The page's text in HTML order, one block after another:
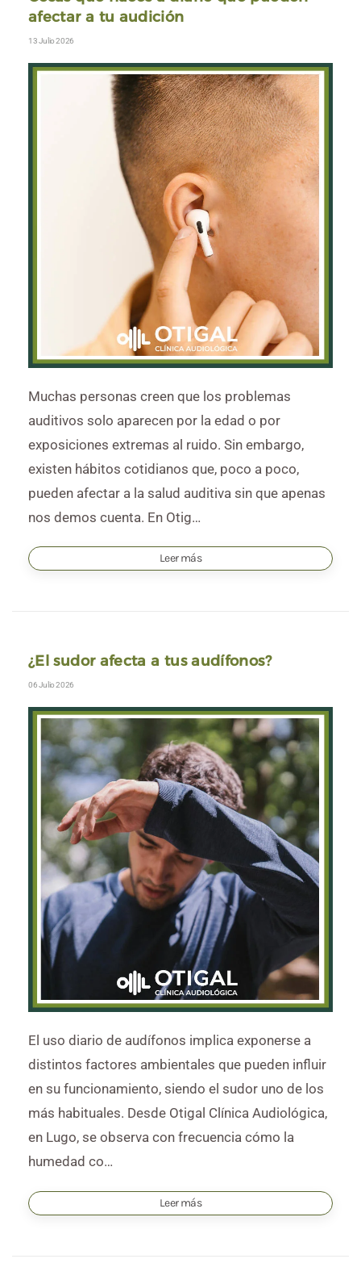
afectar a tu audición
13 Julio 2026
Muchas personas creen que los problemas
auditivos solo aparecen por la edad o por
exposiciones extremas al ruido. Sin embargo,
existen hábitos cotidianos que, poco a poco,
pueden afectar a la salud auditiva sin que apenas
nos demos cuenta. En Otig…
Leer más
¿El sudor afecta a tus audífonos?
06 Julio 2026
El uso diario de audífonos implica exponerse a
distintos factores ambientales que pueden influir
en su funcionamiento, siendo el sudor uno de los
más habituales. Desde Otigal Clínica Audiológica,
en Lugo, se observa con frecuencia cómo la
humedad co…
Leer más